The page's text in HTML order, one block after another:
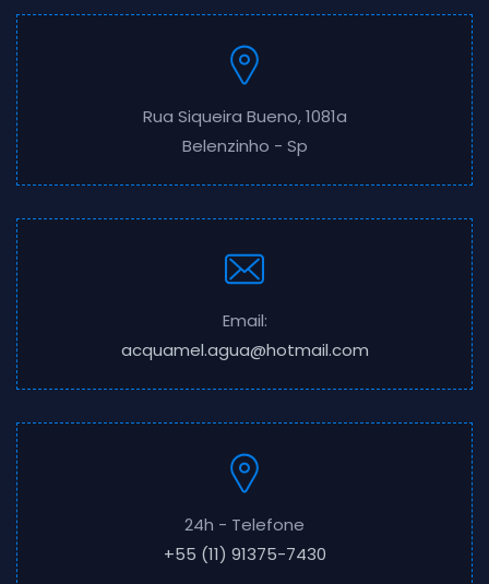
Rua Siqueira Bueno, 1081a
Belenzinho - Sp
Email:
acquamel.agua@hotmail.com
24h - Telefone
+55 (11) 91375-7430